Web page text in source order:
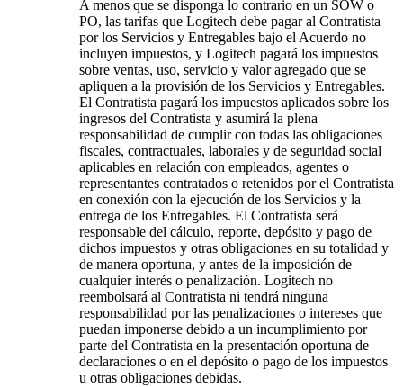
A menos que se disponga lo contrario en un SOW o
PO, las tarifas que Logitech debe pagar al Contratista
por los Servicios y Entregables bajo el Acuerdo no
incluyen impuestos, y Logitech pagará los impuestos
sobre ventas, uso, servicio y valor agregado que se
apliquen a la provisión de los Servicios y Entregables.
El Contratista pagará los impuestos aplicados sobre los
ingresos del Contratista y asumirá la plena
responsabilidad de cumplir con todas las obligaciones
fiscales, contractuales, laborales y de seguridad social
aplicables en relación con empleados, agentes o
representantes contratados o retenidos por el Contratista
en conexión con la ejecución de los Servicios y la
entrega de los Entregables. El Contratista será
responsable del cálculo, reporte, depósito y pago de
dichos impuestos y otras obligaciones en su totalidad y
de manera oportuna, y antes de la imposición de
cualquier interés o penalización. Logitech no
reembolsará al Contratista ni tendrá ninguna
responsabilidad por las penalizaciones o intereses que
puedan imponerse debido a un incumplimiento por
parte del Contratista en la presentación oportuna de
declaraciones o en el depósito o pago de los impuestos
u otras obligaciones debidas.